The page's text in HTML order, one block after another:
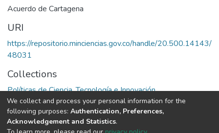
Acuerdo de Cartagena
URI
https://repositorio.minciencias.gov.co/handle/20.500.14143/
48031
Collections
Políticas de Ciencia, Tecnología e Innovación
Full item page
We collect and process your personal information for the
following purposes: Authentication, Preferences,
Acknowledgement and Statistics.